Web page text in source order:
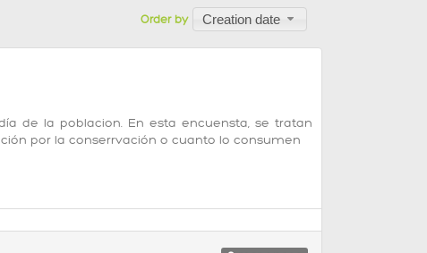
Order by Creation date
de la poblacion. En esta encuensta, se tratan
por la conserrvación o cuanto lo consumen